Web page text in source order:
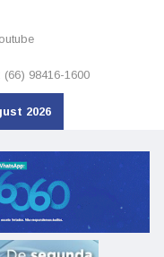
98416-1600
2026